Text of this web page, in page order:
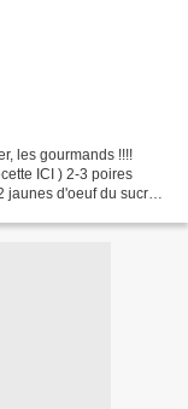
les gourmands !!!!
ICI ) 2-3 poires
d'oeuf du sucre